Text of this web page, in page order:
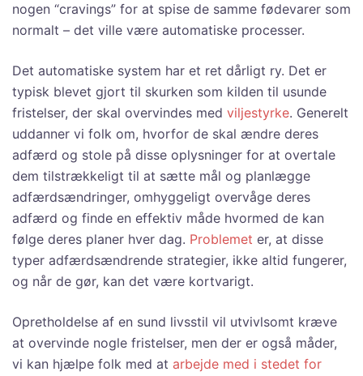
nogen “cravings” for at spise de samme fødevarer som
normalt – det ville være automatiske processer.
Det automatiske system har et ret dårligt ry. Det er
typisk blevet gjort til skurken som kilden til usunde
fristelser, der skal overvindes med viljestyrke. Generelt
uddanner vi folk om, hvorfor de skal ændre deres
adfærd og stole på disse oplysninger for at overtale
dem tilstrækkeligt til at sætte mål og planlægge
adfærdsændringer, omhyggeligt overvåge deres
adfærd og finde en effektiv måde hvormed de kan
følge deres planer hver dag. Problemet er, at disse
typer adfærdsændrende strategier, ikke altid fungerer,
og når de gør, kan det være kortvarigt.
Opretholdelse af en sund livsstil vil utvivlsomt kræve
at overvinde nogle fristelser, men der er også måder,
vi kan hjælpe folk med at arbejde med i stedet for